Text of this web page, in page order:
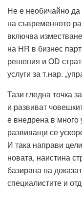
Не е необичайно да
на съвременното
включва
на HR в бизнес
решения и OD
услуги за т.нар.
Тази гледна точка
и развиват
е внедрена в
развиващи се
И така направи
новата, наистина
базирана на
специалистите и